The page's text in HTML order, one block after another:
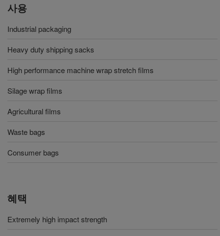
사용
Industrial packaging
Heavy duty shipping sacks
High performance machine wrap stretch films
Silage wrap films
Agricultural films
Waste bags
Consumer bags
혜택
Extremely high impact strength